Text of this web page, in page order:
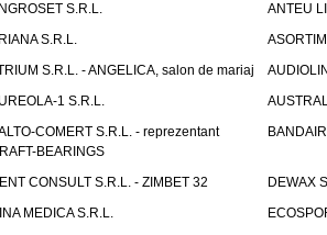
S.R.L.
ANTEU
S.R.L.
S.R.L. - ANGELICA, salon de mariaj
1 S.R.L.
COMERT S.R.L. - reprezentant
BEARINGS
CONSULT S.R.L. - ZIMBET 32
DEWAX
MEDICA S.R.L.